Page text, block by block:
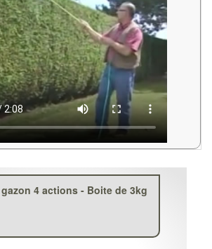
4 actions - Boite de 3kg